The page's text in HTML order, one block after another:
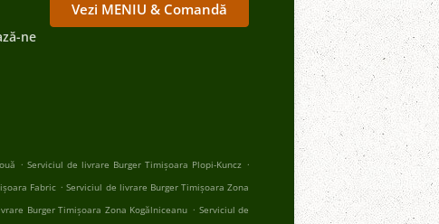
ne
Vezi MENIU & Comandă
. Serviciul de livrare Burger Timișoara Plopi-Kuncz .
Fabric . Serviciul de livrare Burger Timișoara Zona
Burger Timișoara Zona Kogălniceanu . Serviciul de